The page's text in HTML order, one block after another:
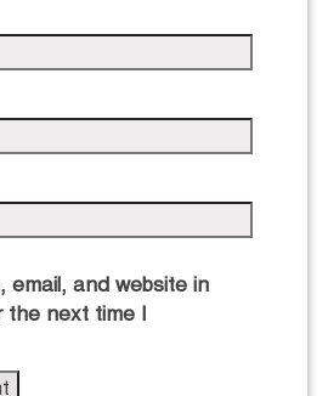
email, and website in
the next time I